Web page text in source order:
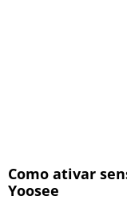
Como ativar
Yoosee